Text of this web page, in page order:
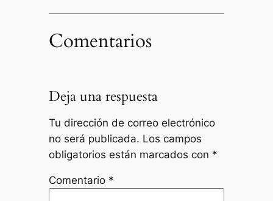
Comentarios
Deja una respuesta
Tu dirección de correo electrónico
no será publicada. Los campos
obligatorios están marcados con *
Comentario *